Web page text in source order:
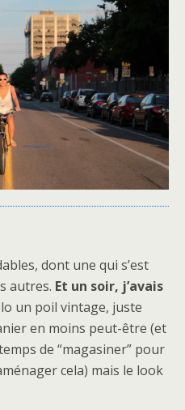
dont une qui s’est
autres. Et un soir, j’avais
un poil vintage, juste
en moins peut-être (et
de “magasiner” pour
cela) mais le look